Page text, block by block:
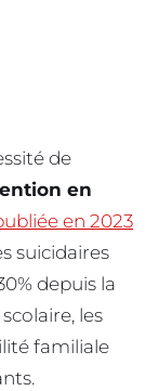
de
en
en 2023
suicidaires
depuis la
les
familiale